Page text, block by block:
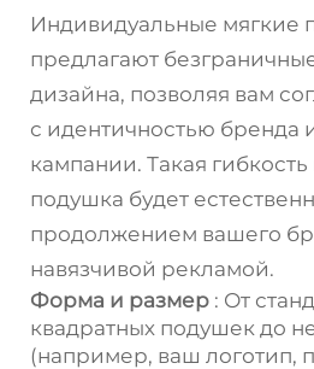
Индивидуальные мягкие
предлагают
дизайна, позволяя вам
с идентичностью бренда
кампании. Такая гибкость
подушка будет
продолжением вашего
навязчивой рекламой.
Форма и размер : От
квадратных подушек до
(например, ваш логотип,